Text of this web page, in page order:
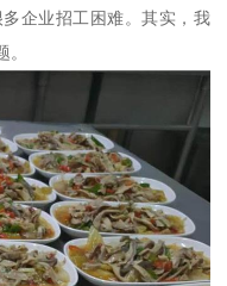
企业招工困难。其实，我